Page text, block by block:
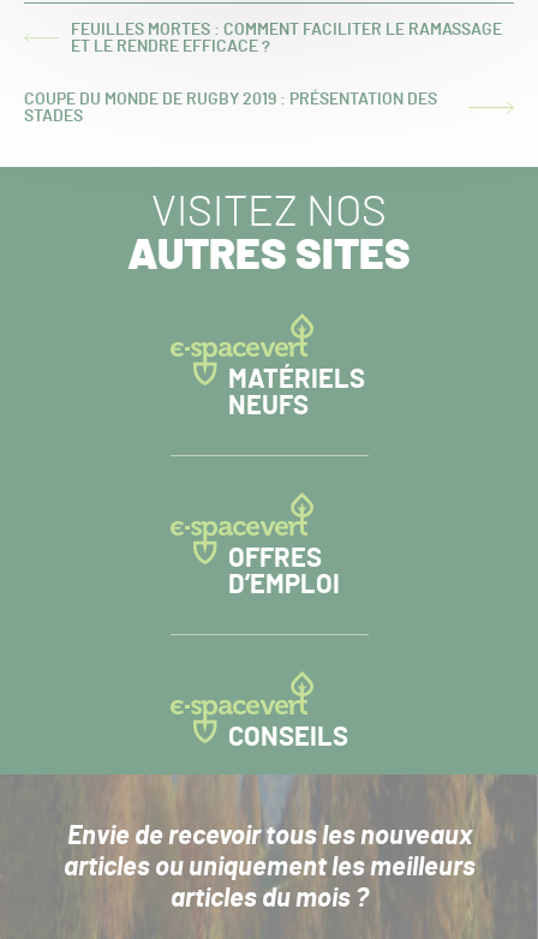
ARTICLE
FEUILLES MORTES : COMMENT FACILITER LE RAMASSAGE
ET LE RENDRE EFFICACE ?
ARTICLE
COUPE DU MONDE DE RUGBY 2019 : PRÉSENTATION DES
STADES
VISITEZ NOS
AUTRES SITES
MATÉRIELS
NEUFS
OFFRES
D’EMPLOI
CONSEILS
Envie de recevoir tous les nouveaux
articlesou uniquement les meilleurs
articles du mois ?